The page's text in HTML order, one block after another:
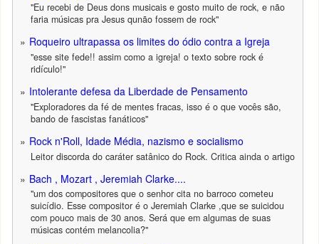
"Eu recebi de Deus dons musicais e gosto muito de rock, e não
faria músicas pra Jesus qunão fossem de rock"
Roqueiro ultrapassa os limites do ódio contra a Igreja
"esse site fede!! assim como a igreja! o texto sobre rock é
ridículo!"
Intolerante defesa da Liberdade de Pensamento
"Exploradores da fé de mentes fracas, isso é o que vocês são,
bando de fascistas fanáticos"
Rock n'Roll, Idade Média, nazismo e socialismo
Leitor discorda do caráter satânico do Rock. Critica ainda o artigo
Bach , Mozart , Jeremiah Clarke....
"um dos compositores que o senhor cita no barroco cometeu
suicídio. Esse compositor é o Jeremiah Clarke ,que se suicidou
com pouco mais de 30 anos. Será que em algumas de suas
músicas contém melancolia?"